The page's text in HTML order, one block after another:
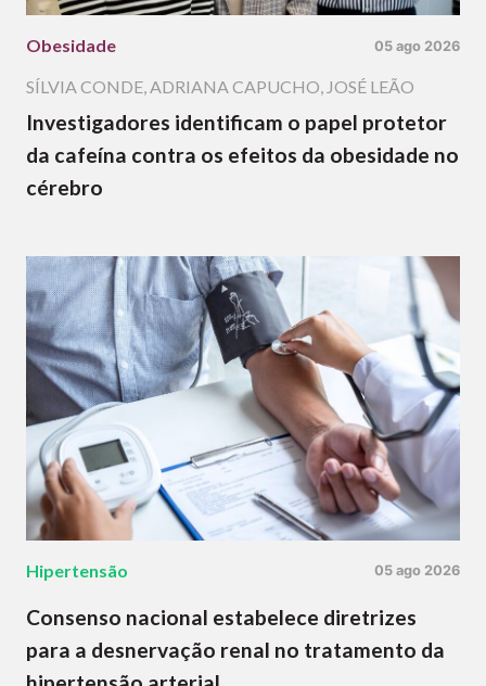
Obesidade 05 ago 2026
SÍLVIA CONDE,ADRIANA CAPUCHO, JOSÉ LEÃO
Investigadores identificam o papel protetor
da cafeína contra os efeitos da obesidade no
cérebro
Hipertensão 05 ago 2026
Consenso nacional estabelece diretrizes
para a desnervação renal no tratamento da